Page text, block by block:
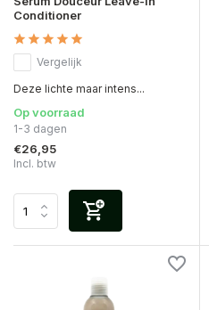
Conditioner
Vergelijk
Deze lichte maar intens...
Op voorraad
1-3 dagen
€26,95
Incl. btw